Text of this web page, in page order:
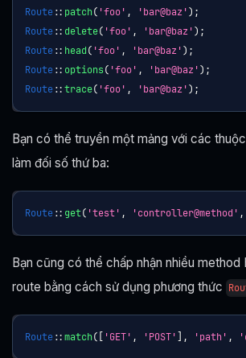
Route:: patch( 'foo' , 'bar@baz') ;
Route:: delete( 'foo' , 'bar@baz') ;
Route:: head( 'foo' , 'bar@baz') ;
Route:: options( 'foo' , 'bar@baz') ;
Route::trace( 'foo' , 'bar@baz') ;
Bạn có thể truyền một mảng với các
làm đối số thứ ba:
Route:: get( 'test' , 'controller@method' ,
Bạn cũng có thể chấp nhận nhiều
route bằng cách sử dụng phương thức
Route::match( [ 'GET' , 'POST'] , 'path' ,